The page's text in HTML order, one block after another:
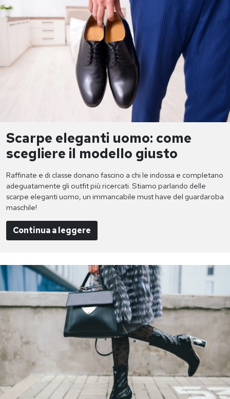
Scarpe eleganti uomo: come
scegliere il modello giusto
Raffinate e di classe donano fascino a chi le indossa e completano
adeguatamente gli outfit più ricercati. Stiamo parlando delle
scarpe eleganti uomo, un immancabile must have del guardaroba
maschile!
Continua a leggere